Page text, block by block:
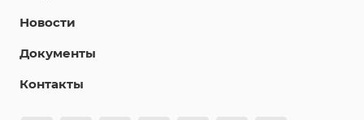
Новости
Документы
Контакты